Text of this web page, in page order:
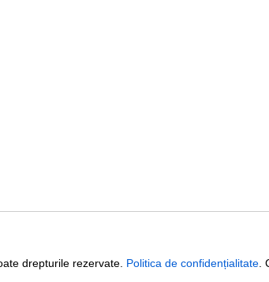
drepturile rezervate. Politica de confidențialitate